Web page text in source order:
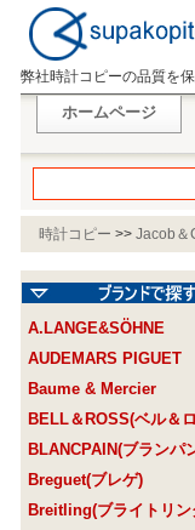
弊社時計コピーの品質を
ホームページ
時計コピー >> Jacob＆
A.LANGE&SÖHNE
AUDEMARS PIGUET
Baume & Mercier
BELL＆ROSS(ベル＆
BLANCPAIN(ブランパ
Breguet(ブレゲ)
Breitling(ブライトリン